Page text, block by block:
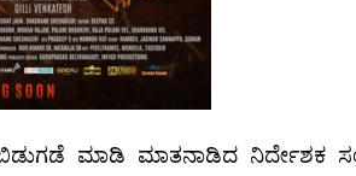
ಮಾಡಿ ಮಾತನಾಡಿದ ನಿರ್ದೇಶಕ